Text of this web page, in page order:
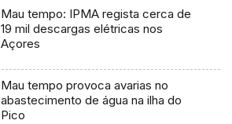
Mau tempo: IPMA regista cerca de
19 mil descargas elétricas nos
Açores
Mau tempo provoca avarias no
abastecimento de água na ilha do
Pico